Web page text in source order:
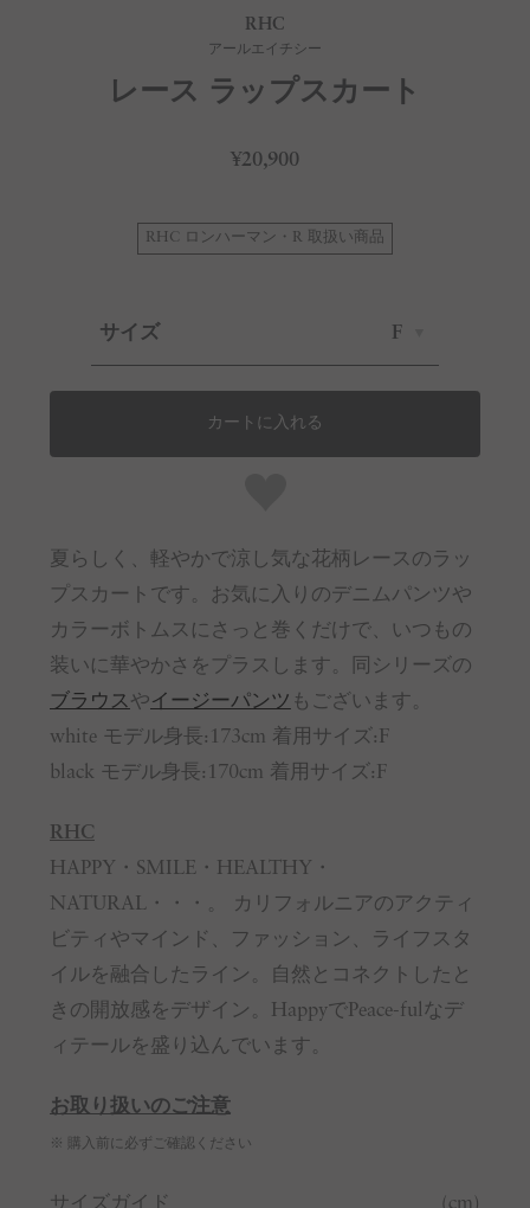
RHC
アールエイチシー
レース ラップスカート
¥20,900
RHC ロンハーマン・R 取扱い商品
サイズ F
カートに入れる
夏らしく、軽やかで涼し気な花柄レースのラッ
プスカートです。お気に入りのデニムパンツや
カラーボトムスにさっと巻くだけで、いつもの
装いに華やかさをプラスします。同シリーズの
ブラウスやイージーパンツ もございます。
white モデル身長:173cm 着用サイズ:F
black モデル身長:170cm 着用サイズ:F
RHC
HAPPY・SMILE・HEALTHY・
NATURAL・・・。 カリフォルニアのアクティ
ビティやマインド、ファッション、ライフスタ
イルを融合したライン。自然とコネクトしたと
きの開放感をデザイン。HappyでPeace-fulなデ
ィテールを盛り込んでいます。
お取り扱いのご注意
※ 購入前に必ずご確認ください